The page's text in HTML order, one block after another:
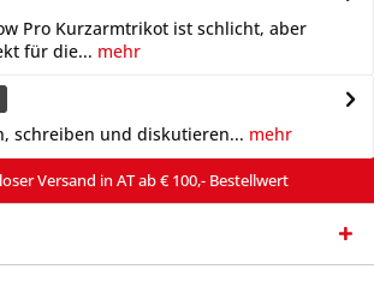
Pro Kurzarmtrikot ist schlicht, aber
für die... mehr
schreiben und diskutieren... mehr
Versand in AT ab € 100,- Bestellwert